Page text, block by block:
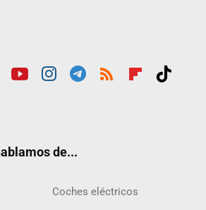
de...
Coches eléctricos